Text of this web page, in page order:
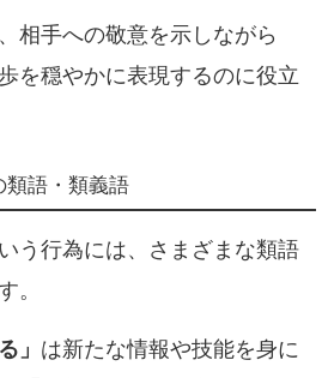
相手への敬意を示しながら
を穏やかに表現するのに役立
類語・類義語
う行為には、さまざまな類語
。
」 は新たな情報や技能を身に